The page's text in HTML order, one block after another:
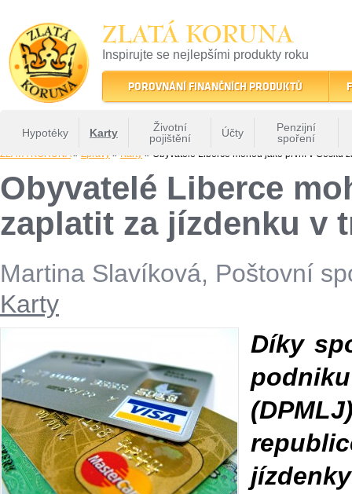
ZLATÁ KORUNA
Inspirujte se nejlepšími produkty roku
22 let tradice a kvality na finančním trhu
POROVNÁNÍ FINANČNÍCH PRODUKTŮ
Hypotéky Karty
Životní
pojištění
Účty
Penzijní
spoření
ZLATÁ KORUNA» Zprávy » Karty » Obyvatelé Liberce mohou jako první v Česku
Obyvatelé Liberce
zaplatit za jízdenku v
Martina Slavíková, Poštovní
Karty
Díky